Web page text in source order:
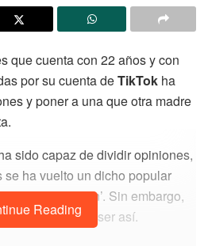
que cuenta con 22 años y con
por su cuenta deTikTok ha
y poner a una que otra madre
sido capaz de dividir opiniones,
ha vuelto un dicho popular
una ‘bendición’. Sin embargo,
no pareciera ser así.
Reading